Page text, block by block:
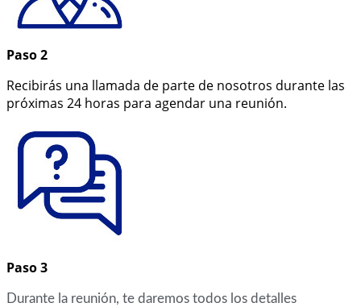
Paso 2
Recibirás una llamada de parte de nosotros durante las
próximas 24 horas para agendar una reunión.
Paso 3
Durante la reunión, te daremos todos los detalles